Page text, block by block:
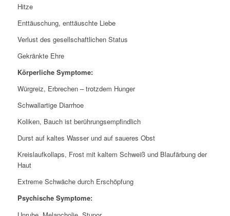
Hitze
Enttäuschung, enttäuschte Liebe
Verlust des gesellschaftlichen Status
Gekränkte Ehre
Körperliche Symptome:
Würgreiz, Erbrechen – trotzdem Hunger
Schwallartige Diarrhoe
Koliken, Bauch ist berührungsempfindlich
Durst auf kaltes Wasser und auf saueres Obst
Kreislaufkollaps, Frost mit kaltem Schweiß und Blaufärbung der
Haut
Extreme Schwäche durch Erschöpfung
Psychische Symptome: